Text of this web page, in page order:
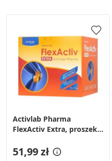
Activlab Pharma
FlexActiv Extra, proszek
porzeczkowo-
51,99 zł